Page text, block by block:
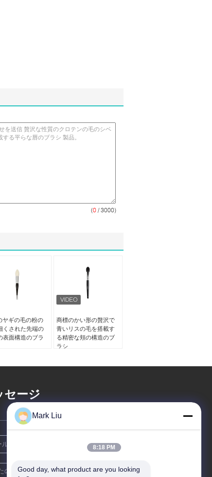
(0 / 3000)
ヤギの毛の粉の
くされた先端の
表面構造のブラ
商標のかい形の贅沢で
青いリスの毛を搭載す
る精密な頬の構造のブ
ラシ
セージ
Mark Liu
8:18 PM
Good day, what product are you looking